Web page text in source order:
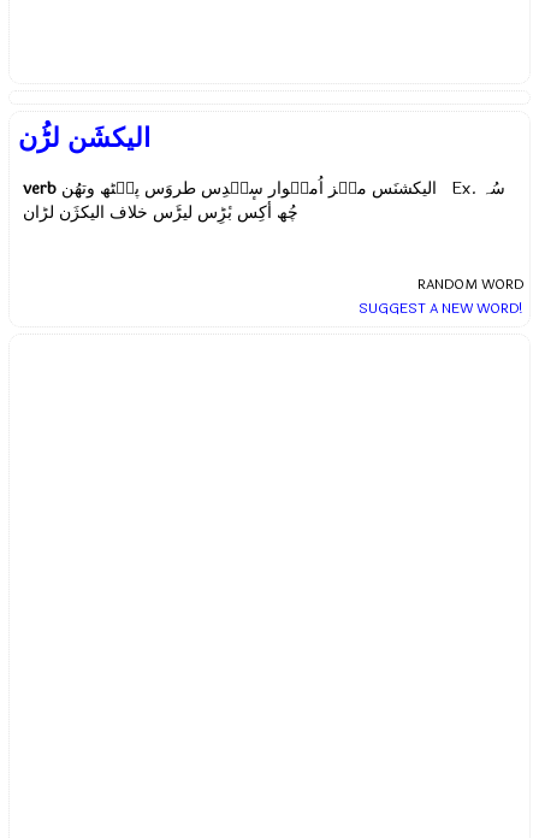
الیکشَن لڑُن
verb الیکشنَس منٛز اُمیٖوار سٕنٛدِس طروَس پٮ۪ٹھ وتھُن Ex. سُہ
چُھ أکِس بٔڑِس لیڑَس خلاف الیکژَن لڑان
RANDOM WORD
SUGGEST A NEW WORD!